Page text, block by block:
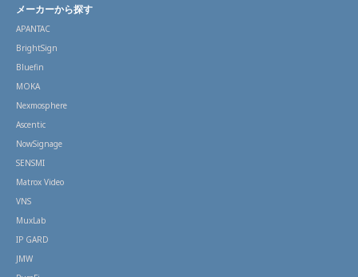
メーカーから探す
APANTAC
BrightSign
Bluefin
MOKA
Nexmosphere
Ascentic
NowSignage
SENSMI
Matrox Video
VNS
MuxLab
IP GARD
JMW